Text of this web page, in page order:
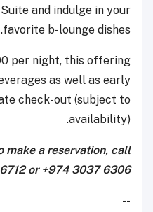
and indulge in your
favorite b-lounge dishes.
per night, this offering
as well as early
check-out (subject to
availability).
make a reservation, call
or +974 3037 6306.
--